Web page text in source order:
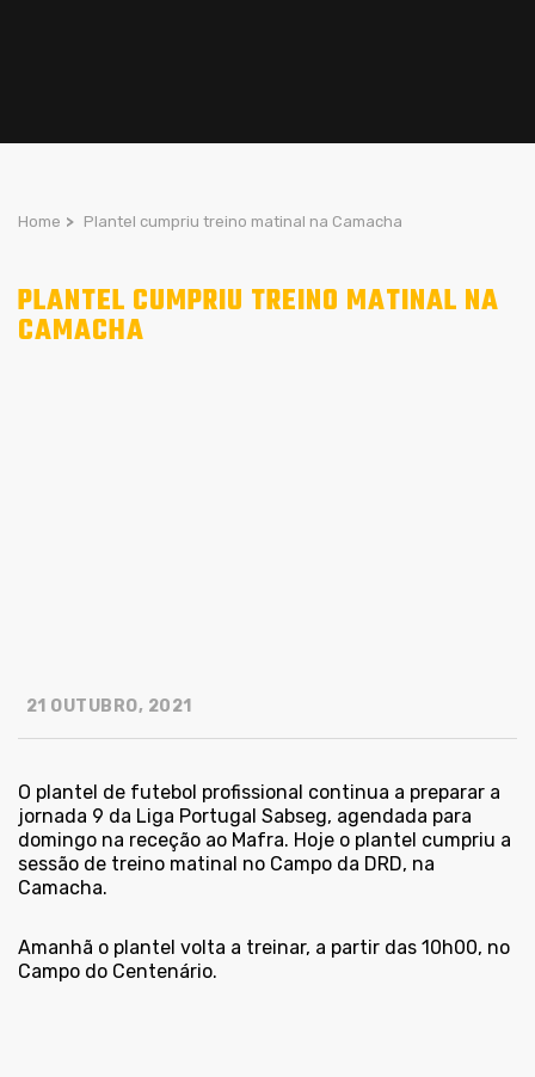
Home > Plantel cumpriu treino matinal na Camacha
PLANTEL CUMPRIU TREINO MATINAL NA
CAMACHA
21 OUTUBRO, 2021
O plantel de futebol profissional continua a preparar a
jornada 9 da Liga Portugal Sabseg, agendada para
domingo na receção ao Mafra. Hoje o plantel cumpriu a
sessão de treino matinal no Campo da DRD, na
Camacha.
Amanhã o plantel volta a treinar, a partir das 10h00, no
Campo do Centenário.